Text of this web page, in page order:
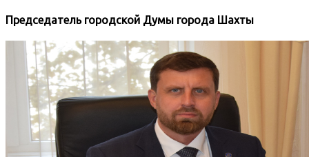
Председатель городской Думы города Шахты